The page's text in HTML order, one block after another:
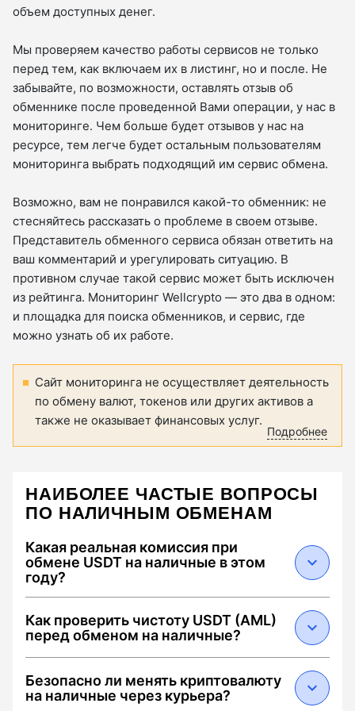
объем доступных денег.
Мы проверяем качество работы сервисов не только
перед тем, как включаем их в листинг, но и после. Не
забывайте, по возможности, оставлять отзыв об
обменнике после проведенной Вами операции, у нас в
мониторинге. Чем больше будет отзывов у нас на
ресурсе, тем легче будет остальным пользователям
мониторинга выбрать подходящий им сервис обмена.
Возможно, вам не понравился какой-то обменник: не
стесняйтесь рассказать о проблеме в своем отзыве.
Представитель обменного сервиса обязан ответить на
ваш комментарий и урегулировать ситуацию. В
противном случае такой сервис может быть исключен
из рейтинга. Мониторинг Wellcrypto — это два в одном:
и площадка для поиска обменников, и сервис, где
можно узнать об их работе.
Сайт мониторинга не осуществляет деятельность
по обмену валют, токенов или других активов а
также не оказывает финансовых услуг.
Подробнее
НАИБОЛЕЕ ЧАСТЫЕ ВОПРОСЫ
ПО НАЛИЧНЫМ ОБМЕНАМ
Какая реальная комиссия при
обмене USDT на наличные в этом
году?
составляет от 0.5% до 2.5%. Она складывается
из: 1) спреда обменника (0.1–1.5%), 2) сетевого
наличии энергии) и 3) комиссии за
инкассацию/курьера в конкретном городе.
Как проверить чистоту USDT (AML)
перед обменом на наличные?
выбирайте обменники с меткой "Low AML Risk".
В 2026 году критическим порогом считается
Безопасно ли менять криптовалюту
на наличные через курьера?